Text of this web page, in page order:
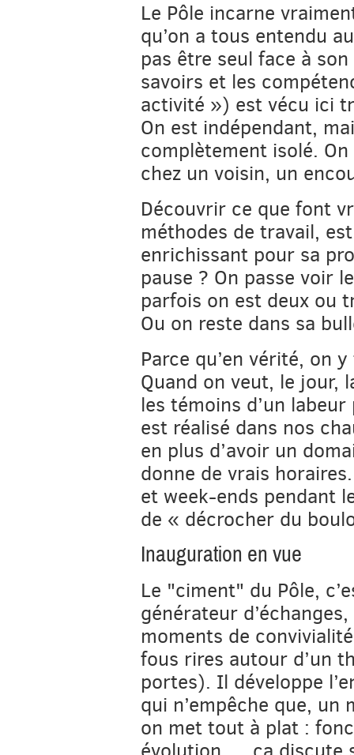
Le Pôle incarne
qu’on a tous entendu
pas être seul face à
savoirs et les
activité ») est vécu ici
On est indépendant,
complètement isolé.
chez un voisin, un
Découvrir ce que font
méthodes de travail,
enrichissant pour sa
pause ? On passe voir
parfois on est deux ou
Ou on reste dans sa
Parce qu’en vérité, on
Quand on veut, le jour,
les témoins d’un
est réalisé dans nos
en plus d’avoir un
donne de vrais
et week-ends pendant
de « décrocher du
Inauguration en vue
Le "ciment" du Pôle,
générateur
moments de
fous rires autour d’un
portes). Il développe
qui n’empêche que,
on met tout à plat :
évolution…, ça discute